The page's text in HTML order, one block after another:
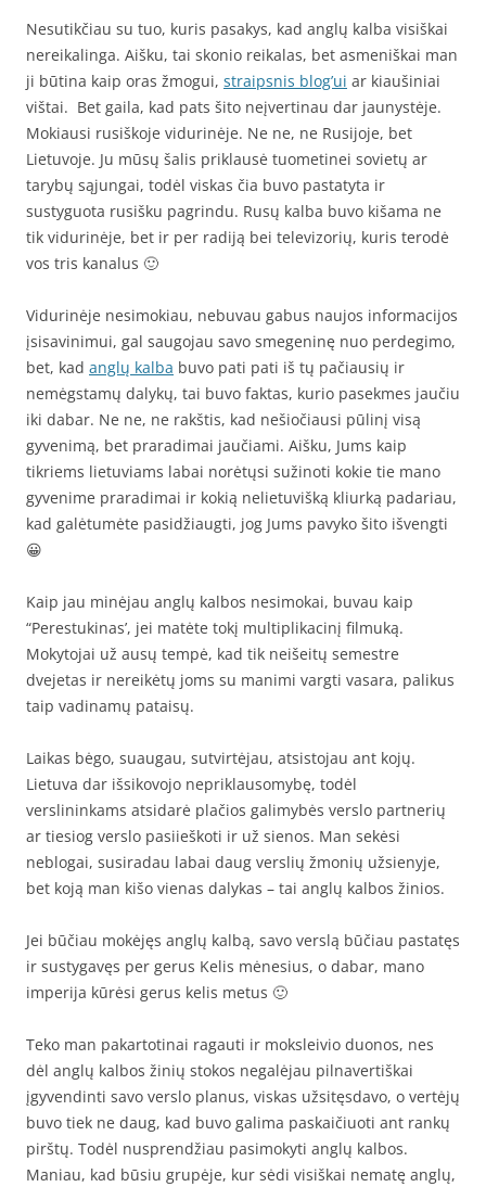
Nesutikčiau su tuo, kuris pasakys, kad anglų kalba visiškai
nereikalinga. Aišku, tai skonio reikalas, bet asmeniškai man
ji būtina kaip oras žmogui, straipsnis blog’ui ar kiaušiniai
vištai. Bet gaila, kad pats šito neįvertinau dar jaunystėje.
Mokiausi rusiškoje vidurinėje. Ne ne, ne Rusijoje, bet
Lietuvoje. Ju mūsų šalis priklausė tuometinei sovietų ar
tarybų sąjungai, todėl viskas čia buvo pastatyta ir
sustyguota rusišku pagrindu. Rusų kalba buvo kišama ne
tik vidurinėje, bet ir per radiją bei televizorių, kuris terodė
vos tris kanalus 🙂
Vidurinėje nesimokiau, nebuvau gabus naujos informacijos
įsisavinimui, gal saugojau savo smegeninę nuo perdegimo,
bet, kad anglų kalba buvo pati pati iš tų pačiausių ir
nemėgstamų dalykų, tai buvo faktas, kurio pasekmes jaučiu
iki dabar. Ne ne, ne rakštis, kad nešiočiausi pūlinį visą
gyvenimą, bet praradimai jaučiami. Aišku, Jums kaip
tikriems lietuviams labai norėtųsi sužinoti kokie tie mano
gyvenime praradimai ir kokią nelietuvišką kliurką padariau,
kad galėtumėte pasidžiaugti, jog Jums pavyko šito išvengti
😀
Kaip jau minėjau anglų kalbos nesimokai, buvau kaip
“Perestukinas’, jei matėte tokį multiplikacinį filmuką.
Mokytojai už ausų tempė, kad tik neišeitų semestre
dvejetas ir nereikėtų joms su manimi vargti vasara, palikus
taip vadinamų pataisų.
Laikas bėgo, suaugau, sutvirtėjau, atsistojau ant kojų.
Lietuva dar išsikovojo nepriklausomybę, todėl
verslininkams atsidarė plačios galimybės verslo partnerių
ar tiesiog verslo pasiieškoti ir už sienos. Man sekėsi
neblogai, susiradau labai daug verslių žmonių užsienyje,
bet koją man kišo vienas dalykas – tai anglų kalbos žinios.
Jei būčiau mokėjęs anglų kalbą, savo verslą būčiau pastatęs
ir sustygavęs per gerus Kelis mėnesius, o dabar, mano
imperija kūrėsi gerus kelis metus 🙂
Teko man pakartotinai ragauti ir moksleivio duonos, nes
dėl anglų kalbos žinių stokos negalėjau pilnavertiškai
įgyvendinti savo verslo planus, viskas užsitęsdavo, o vertėjų
buvo tiek ne daug, kad buvo galima paskaičiuoti ant rankų
pirštų. Todėl nusprendžiau pasimokyti anglų kalbos.
Maniau, kad būsiu grupėje, kur sėdi visiškai nematę anglų,